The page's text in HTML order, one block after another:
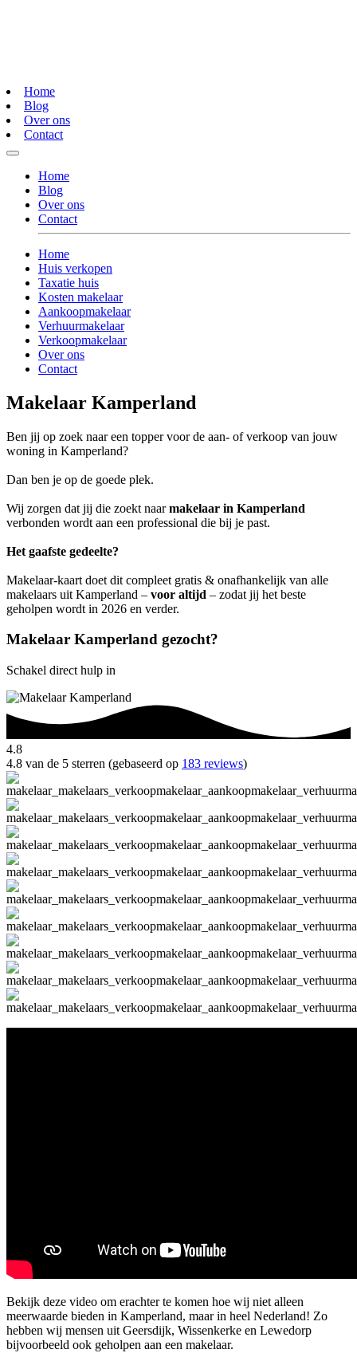
Home
Blog
Over ons
Contact
Home
Blog
Over ons
Contact
Home
Huis verkopen
Taxatie huis
Kosten makelaar
Aankoopmakelaar
Verhuurmakelaar
Verkoopmakelaar
Over ons
Contact
Makelaar Kamperland
Ben jij op zoek naar een topper voor de aan- of verkoop van jouw
woning in Kamperland?
Dan ben je op de goede plek.
Wij zorgen dat jij die zoekt naarmakelaar in Kamperland
verbonden wordt aan een professional die bij je past.
Het gaafste gedeelte?
Makelaar-kaart doet dit compleet gratis & onafhankelijk van alle
makelaars uit Kamperland – voor altijd – zodat jij het beste
geholpen wordt in 2026 en verder.
Makelaar Kamperland gezocht?
Schakel direct hulp in
4.8
4.8 van de 5 sterren (gebaseerd op 183 reviews)
Bekijk deze video om erachter te komen hoe wij niet alleen
meerwaarde bieden in Kamperland, maar in heel Nederland! Zo
hebben wij mensen uit Geersdijk, Wissenkerke en Lewedorp
bijvoorbeeld ook geholpen aan een makelaar.